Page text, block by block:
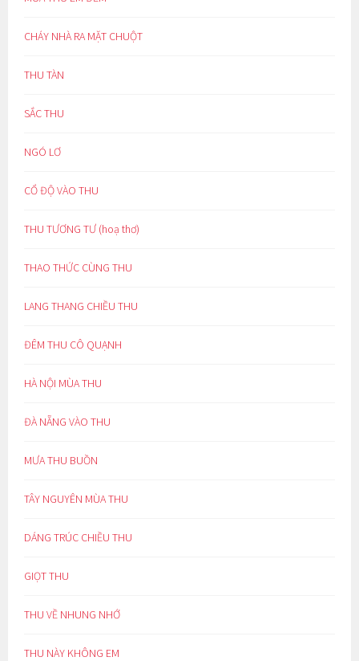
CHÁY NHÀ RA MẶT CHUỘT
THU TÀN
SẮC THU
NGÓ LƠ
CỔ ĐỘ VÀO THU
THU TƯƠNG TƯ (hoạ thơ)
THAO THỨC CÙNG THU
LANG THANG CHIỀU THU
ĐÊM THU CÔ QUẠNH
HÀ NỘI MÙA THU
ĐÀ NẴNG VÀO THU
MƯA THU BUỒN
TÂY NGUYÊN MÙA THU
DÁNG TRÚC CHIỀU THU
GIỌT THU
THU VỀ NHUNG NHỚ
THU NÀY KHÔNG EM